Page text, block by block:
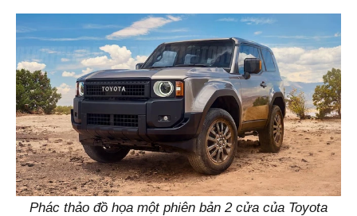
Phác thảo đồ họa một phiên bản 2 cửa của Toyota